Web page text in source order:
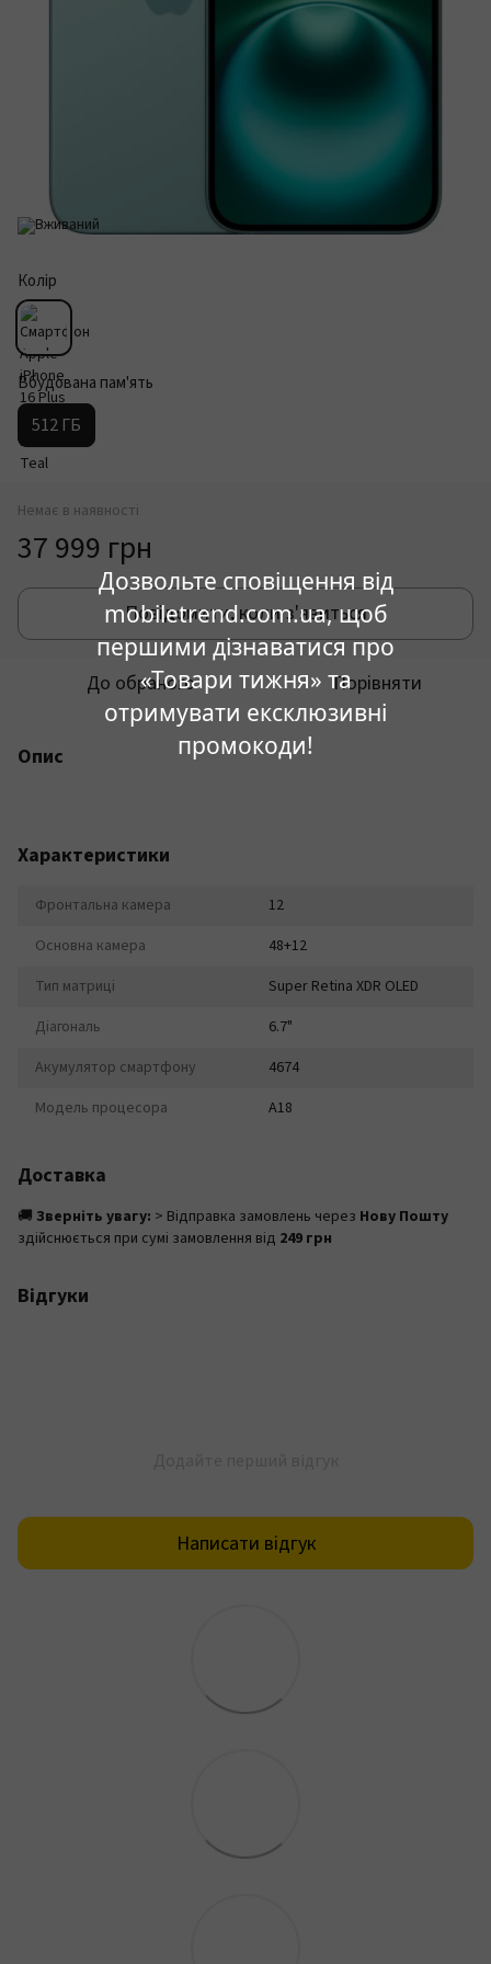
Дозвольте сповіщення від
mobiletrend.com.ua, щоб
першими дізнаватися про
«Товари тижня» та
отримувати ексклюзивні
промокоди!
Колір
Вбудована пам'ять
512 ГБ
Немає в наявності
37 999 грн
Повідомити, коли з'явиться
До обраного Порівняти
Опис
Характеристики
Фронтальна камера
12
Основна камера
48+12
Тип матриці
Super Retina XDR OLED
Діагональ
6.7"
Акумулятор смартфону
4674
Модель процесора
A18
Доставка
🚚 Зверніть увагу: > Відправка замовлень через Нову Пошту
здійснюється при сумі замовлення від 249 грн
Відгуки
Написати відгук